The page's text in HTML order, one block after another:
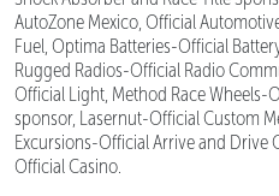
AutoZone Mexico, Official
Fuel, Optima Batteries-Official
Rugged Radios-Official Radio
Official Light, Method Race Wheels-
sponsor, Lasernut-Official Custom
Excursions-Official Arrive and Drive
Official Casino.